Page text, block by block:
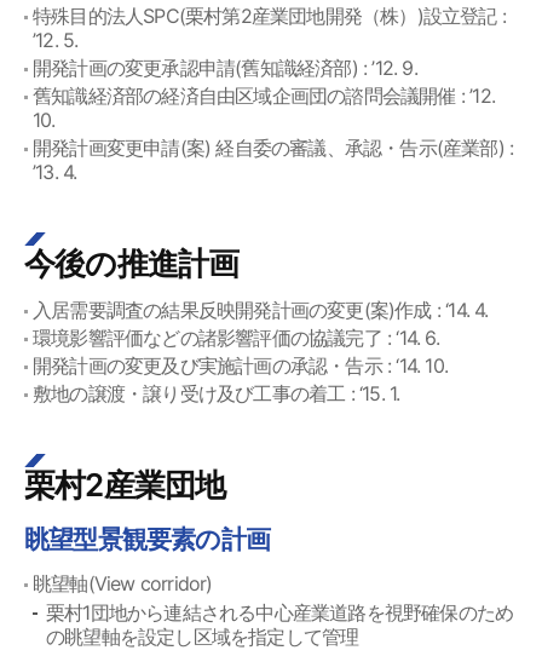
特殊目的法人SPC(栗村第2産業団地開発（株）)設立登記 :
’12. 5.
開発計画の変更承認申請(舊知識経済部) : ’12. 9.
舊知識経済部の経済自由区域企画団の諮問会議開催 : ’12.
10.
開発計画変更申請(案) 経自委の審議、承認・告示(産業部) :
’13. 4.
今後の推進計画
入居需要調査の結果反映開発計画の変更(案)作成 : ‘14. 4.
環境影響評価などの諸影響評価の協議完了 : ‘14. 6.
開発計画の変更及び実施計画の承認・告示 : ‘14. 10.
敷地の譲渡・譲り受け及び工事の着工 : ‘15. 1.
栗村2産業団地
眺望型景観要素の計画
眺望軸(View corridor)
栗村1団地から連結される中心産業道路を視野確保のため
の眺望軸を設定し区域を指定して管理